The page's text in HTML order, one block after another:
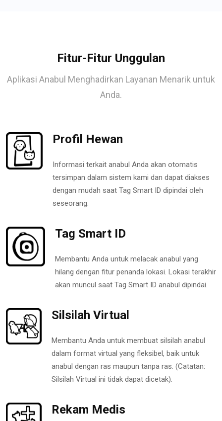
Fitur-Fitur Unggulan
Aplikasi Anabul Menghadirkan Layanan Menarik untuk
Anda.
Profil Hewan
Informasi terkait anabul Anda akan otomatis
tersimpan dalam sistem kami dan dapat diakses
dengan mudah saat Tag Smart ID dipindai oleh
seseorang.
Tag Smart ID
Membantu Anda untuk melacak anabul yang
hilang dengan fitur penanda lokasi. Lokasi terakhir
akan muncul saat Tag Smart ID anabul dipindai.
Silsilah Virtual
Membantu Anda untuk membuat silsilah anabul
dalam format virtual yang fleksibel, baik untuk
anabul dengan ras maupun tanpa ras. (Catatan:
Silsilah Virtual ini tidak dapat dicetak).
Rekam Medis